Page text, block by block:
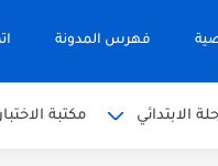
فهرس المدونة
الابتدائي مكتبة